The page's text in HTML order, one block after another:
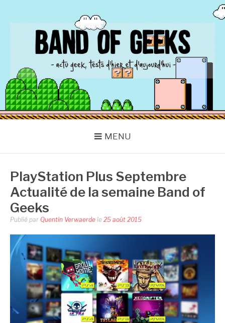
BAND OF GEEKS
Actu Geek d'hier et d'aujourd'hui
MENU
PlayStation Plus Septembre
Actualité de la semaine Band of
Geeks
Publié par Quentin Verwaerde le 25 août 2015